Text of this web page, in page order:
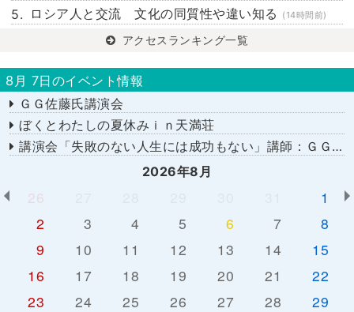
ロシア人と交流 文化の同質性や違い知る (14時間前)
アクセスランキング一覧
8月 7日のイベント情報
ＧＧ佐藤氏講演会
ぼくとわたしの夏休みｉｎ天満荘
講演会「失敗のない人生には成功もない」講師：ＧＧ佐藤さん
2026年8月
26
1
2
3 4 5 6 7
8
9
10 11 12 13 14
15
16
17 18 19 20 21
22
23
24 25 26 27 28
29